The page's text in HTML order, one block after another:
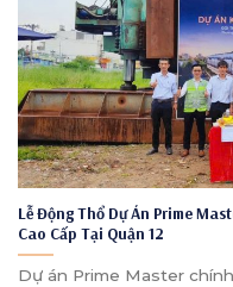
Lễ Động Thổ Dự Án Prime
Cao Cấp Tại Quận 12
Dự án Prime Master